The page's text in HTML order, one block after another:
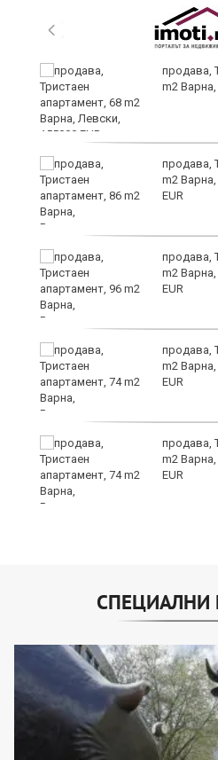
продава,
m2 Варна,
продава,
m2
EUR
продава,
m2
EUR
продава,
m2
EUR
продава,
m2
EUR
СПЕЦИАЛНИ